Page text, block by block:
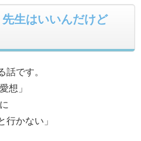
先生はいいんだけど
話です。
想」
行かない」